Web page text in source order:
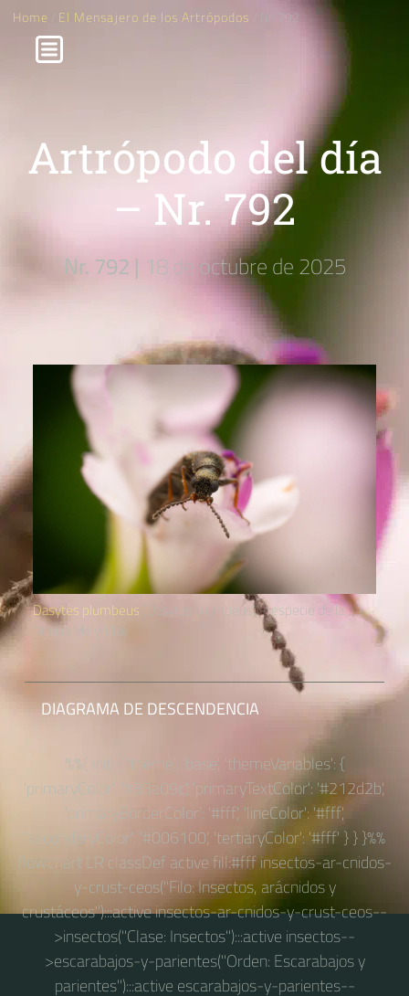
Home El Mensajero de los Artrópodos / Nr. 792
Artrópodo del día
– Nr. 792
Nr. 792 | 18 de octubre de 2025
Dasytes plumbeus (Dasytes plumbeus) – especie de la
familia Melyridae
DIAGRAMA DE DESCENDENCIA
%%{ init: { 'theme': 'base', 'themeVariables': {
'primaryColor': '#83a09c', 'primaryTextColor': '#212d2b',
'primaryBorderColor': '#fff', 'lineColor': '#fff',
'secondaryColor': '#006100', 'tertiaryColor': '#fff' } } }%%
flowchart LR classDef active fill:#fff insectos-ar-cnidos-
y-crust-ceos("Filo: Insectos, arácnidos y
crustáceos"):::active insectos-ar-cnidos-y-crust-ceos--
>insectos("Clase: Insectos"):::active insectos--
>escarabajos-y-parientes("Orden: Escarabajos y
parientes"):::active escarabajos-y-parientes--